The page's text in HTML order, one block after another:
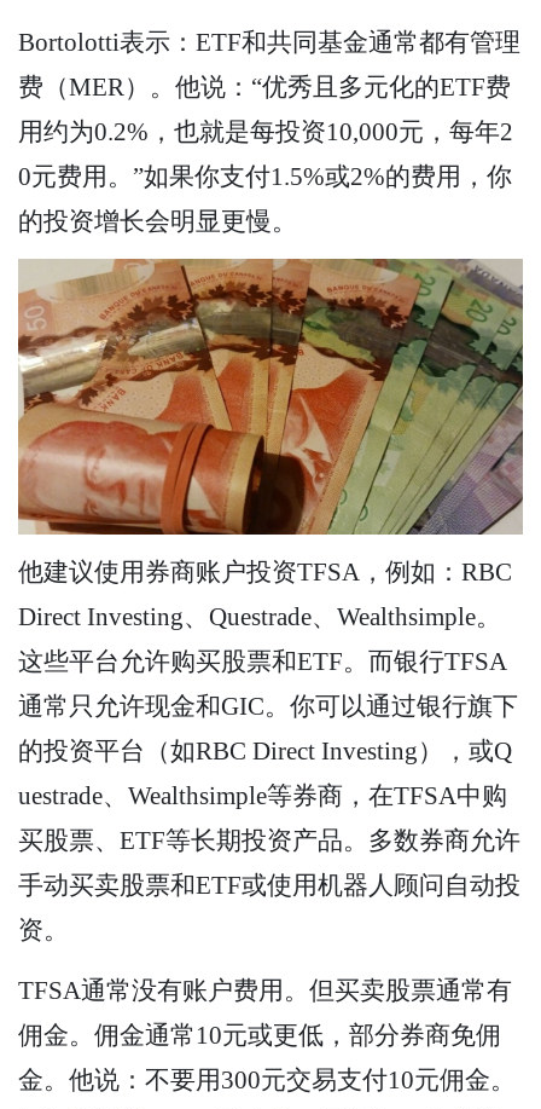
Bortolotti表示：ETF和共同基金通常都有管理
费（MER）。他说：“优秀且多元化的ETF费
用约为0.2%，也就是每投资10,000元，每年2
0元费用。”如果你支付1.5%或2%的费用，你
的投资增长会明显更慢。
他建议使用券商账户投资TFSA，例如：RBC
Direct Investing、Questrade、Wealthsimple。
这些平台允许购买股票和ETF。而银行TFSA
通常只允许现金和GIC。你可以通过银行旗下
的投资平台（如RBC Direct Investing），或Q
uestrade、Wealthsimple等券商，在TFSA中购
买股票、ETF等长期投资产品。多数券商允许
手动买卖股票和ETF或使用机器人顾问自动投
资。
TFSA通常没有账户费用。但买卖股票通常有
佣金。佣金通常10元或更低，部分券商免佣
金。他说：不要用300元交易支付10元佣金。